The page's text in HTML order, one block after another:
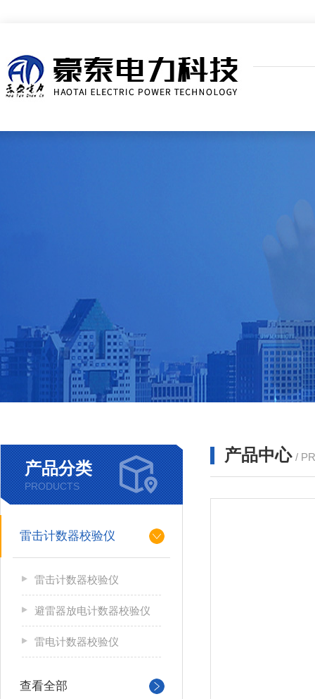
产品分类
PRODUCTS
雷击计数器校验仪
雷击计数器校验仪
避雷器放电计数器校验仪
雷电计数器校验仪
查看全部
产品中心 /